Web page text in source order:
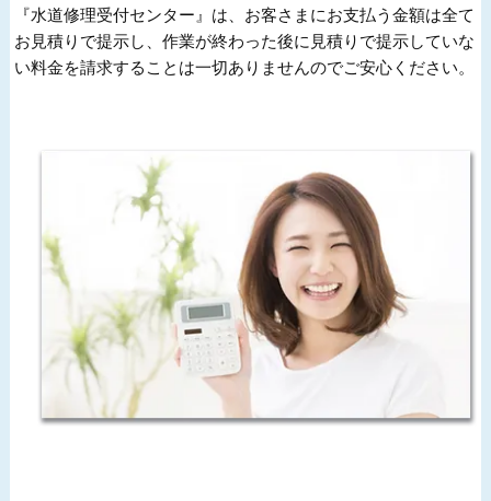
『水道修理受付センター』は、お客さまにお支払う金額は全て
お見積りで提示し、作業が終わった後に見積りで提示していな
い料金を請求することは一切ありませんのでご安心ください。